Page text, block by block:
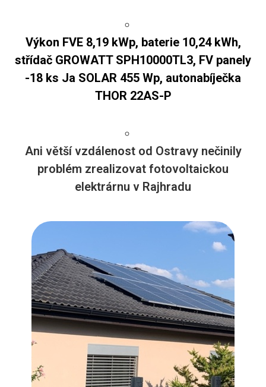
Výkon FVE 8,19 kWp, baterie 10,24 kWh,
střídač GROWATT SPH10000TL3, FV panely
-18 ks Ja SOLAR 455 Wp, autonabíječka
THOR 22AS-P
Ani větší vzdálenost od Ostravy nečinily
problém zrealizovat fotovoltaickou
elektrárnu v Rajhradu